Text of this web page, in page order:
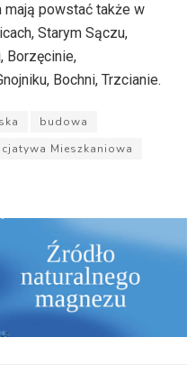
mają powstać także w
Starym Sączu,
Borzęcinie,
Bochni, Trzcianie.
budowa
Mieszkaniowa